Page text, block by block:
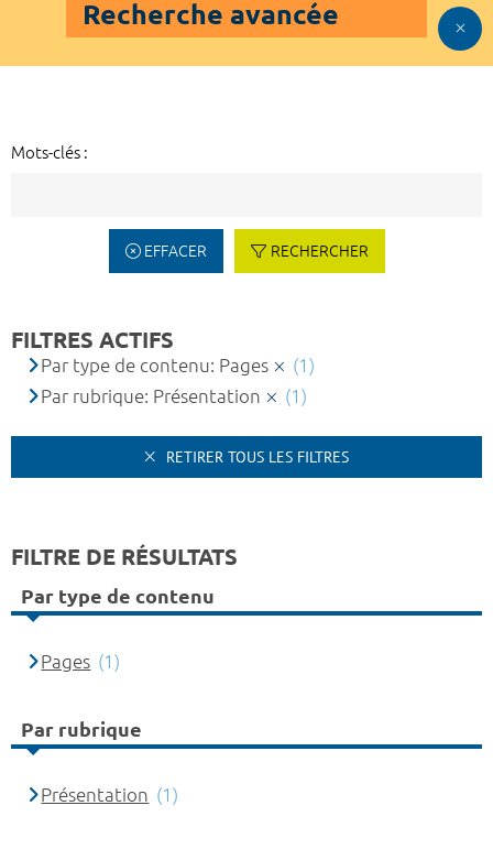
Recherche avancée
Mots-clés :
EFFACER RECHERCHER
FILTRES ACTIFS
Par type de contenu: Pages
(1)
Par rubrique: Présentation
(1)
RETIRER TOUS LES FILTRES
FILTRE DE RÉSULTATS
Par type de contenu
Pages (1)
Par rubrique
Présentation (1)